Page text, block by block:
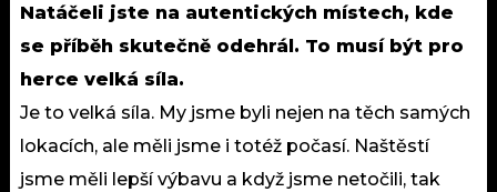
Natáčeli jste na autentických místech, kde
se příběh skutečně odehrál. To musí být pro
herce velká síla.
Je to velká síla. My jsme byli nejen na těch samých
lokacích, ale měli jsme i totéž počasí. Naštěstí
jsme měli lepší výbavu a když jsme netočili, tak